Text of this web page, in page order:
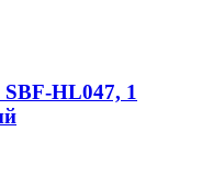
HL047, 1